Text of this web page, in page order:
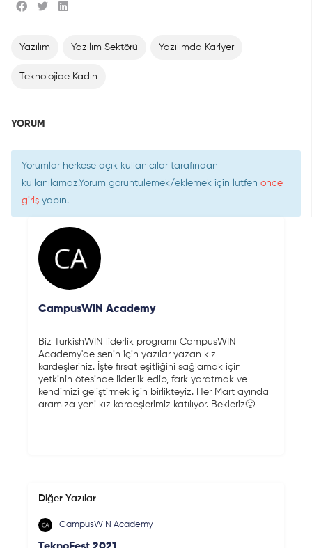
Yazılım Yazılım Sektörü Yazılımda Kariyer
Teknolojide Kadın
YORUM
Yorumlar herkese açık kullanıcılar tarafından
kullanılamaz.Yorum görüntülemek/eklemek için lütfen önce
giriş yapın.
CampusWIN Academy
Biz TurkishWIN liderlik programı CampusWIN
Academy'de senin için yazılar yazan kız
kardeşleriniz. İşte fırsat eşitliğini sağlamak için
yetkinin ötesinde liderlik edip, fark yaratmak ve
kendimizi geliştirmek için birlikteyiz. Her Mart ayında
aramıza yeni kız kardeşlerimiz katılıyor. Bekleriz🙂
Diğer Yazılar
CampusWIN Academy